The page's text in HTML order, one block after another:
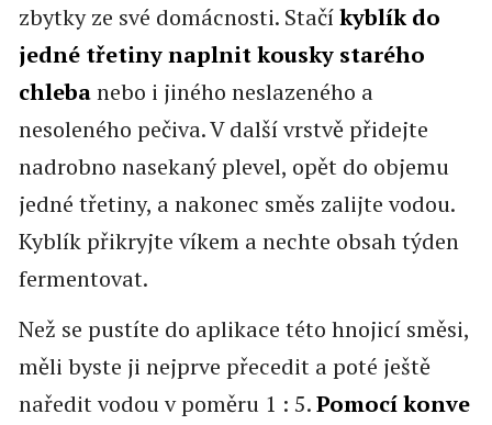
zbytky ze své domácnosti. Stačíkyblík do
jedné třetiny naplnit kousky starého
chlebanebo i jiného neslazeného a
nesoleného pečiva. V další vrstvě přidejte
nadrobno nasekaný plevel, opět do objemu
jedné třetiny, a nakonec směs zalijte vodou.
Kyblík přikryjte víkem a nechte obsah týden
fermentovat.
Než se pustíte do aplikace této hnojicí směsi,
měli byste ji nejprve přecedit a poté ještě
naředit vodou v poměru 1 : 5.Pomocí konve